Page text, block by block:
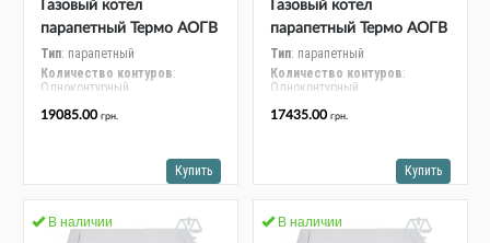
Газовый котел
парапетный Термо АОГВ
10 С
Тип: парапетный
Количество контуров:
Одноконтурный
Номинальная мощность, кВт
9-10
19085.00 грн.
Купить
Газовый котел
парапетный Термо АОГВ
7,5 С
Тип: парапетный
Количество контуров:
Одноконтурный
Номинальная мощность, кВт
7-8
17435.00 грн.
Купить
В наличии В наличии